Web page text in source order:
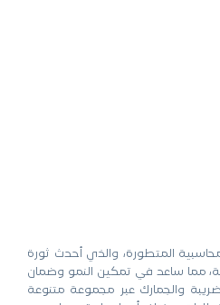
المتطورة، والذي أحدث ثورة
مما ساعد في تمكين النمو وضمان
والجمارك عبر مجموعة متنوعة